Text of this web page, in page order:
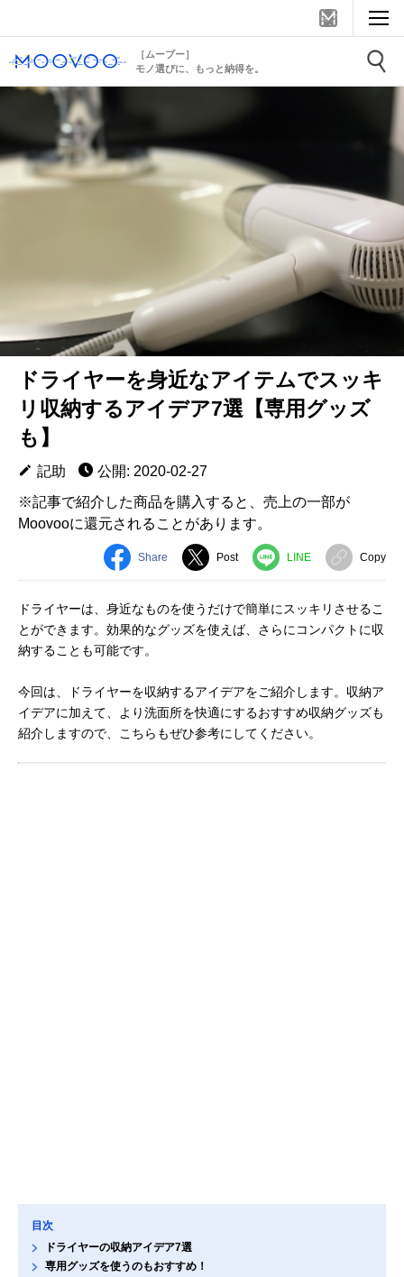
［ムーブー］
モノ選びに、もっと納得を。
ドライヤーを身近なアイテムでスッキ
リ収納するアイデア7選【専用グッズ
も】
記助
公開: 2020-02-27
※記事で紹介した商品を購入すると、売上の一部が
Moovooに還元されることがあります。
Share Post LINE Copy
ドライヤーは、身近なものを使うだけで簡単にスッキリさせるこ
とができます。効果的なグッズを使えば、さらにコンパクトに収
納することも可能です。
今回は、ドライヤーを収納するアイデアをご紹介します。収納ア
イデアに加えて、より洗面所を快適にするおすすめ収納グッズも
紹介しますので、こちらもぜひ参考にしてください。
目次
ドライヤーの収納アイデア7選
専用グッズを使うのもおすすめ！